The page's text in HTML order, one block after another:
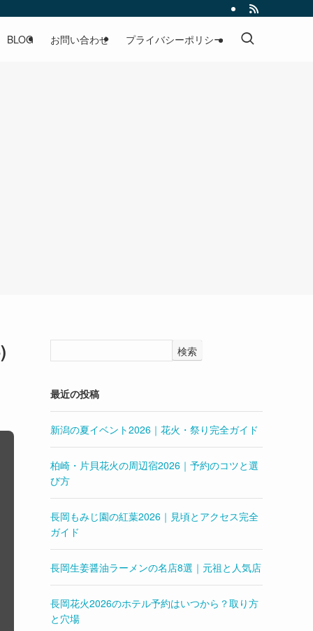
BLOG お問い合わせ プライバシーポリシー
検索
最近の投稿
新潟の夏イベント2026｜花火・祭り完全ガイド
柏崎・片貝花火の周辺宿2026｜予約のコツと選
び方
長岡もみじ園の紅葉2026｜見頃とアクセス完全
ガイド
長岡生姜醤油ラーメンの名店8選｜元祖と人気店
長岡花火2026のホテル予約はいつから？取り方
と穴場